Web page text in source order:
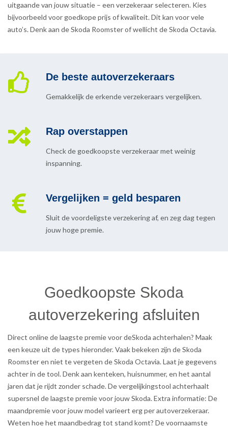
uitgaande van jouw situatie – een verzekeraar selecteren. Kies
bijvoorbeeld voor goedkope prijs of kwaliteit. Dit kan voor vele
auto’s. Denk aan de Skoda Roomster of wellicht de Skoda Octavia.
De beste autoverzekeraars
Gemakkelijk de erkende verzekeraars vergelijken.
Rap overstappen
Check de goedkoopste verzekeraar met weinig
inspanning.
Vergelijken = geld besparen
Sluit de voordeligste verzekering af, en zeg dag tegen
jouw hoge premie.
Goedkoopste Skoda
autoverzekering afsluiten
Direct online de laagste premie voor deSkoda achterhalen? Maak
een keuze uit de types hieronder. Vaak bekeken zijn de Skoda
Roomster en niet te vergeten de Skoda Octavia. Laat je gegevens
achter in de tool. Denk aan kenteken, huisnummer, en het aantal
jaren dat je rijdt zonder schade. De vergelijkingstool achterhaalt
supersnel de laagste premie voor jouw Skoda. Extra informatie: De
maandpremie voor jouw model varieert erg per autoverzekeraar.
Weten hoe het maandbedrag tot stand komt? De voornaamste